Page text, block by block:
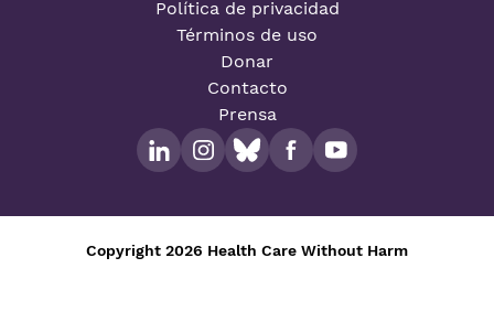
Política de privacidad
Términos de uso
Donar
Contacto
Prensa
Copyright 2026 Health Care Without Harm